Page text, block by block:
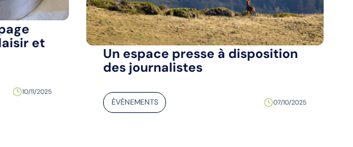
et
10/11/2025
Un espace presse à disposition
des journalistes
ÉVÈNEMENTS 07/10/2025